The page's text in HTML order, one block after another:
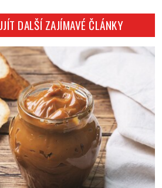
Nového zákona najdeme v
A na první pohled by se
jasné, kde. Ale jen zdálo…
legenda praví, že
v překladu z aramejštiny
dostane svůj název pro to,
právě sem je přenesena […]
DALŠÍ ZAJÍMAVÉ ČLÁNKY